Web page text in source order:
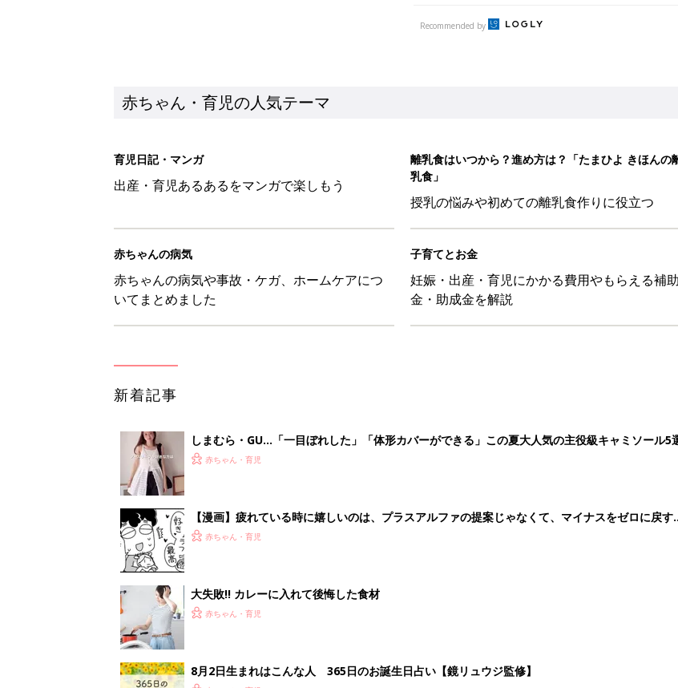
妊娠・出産・育児にかかる費用やもらえる補助
金・助成金を解説
しまむら・GU…「一目ぼれした」「体形カバーができる」この夏大人気の主役級キャミソール5選
赤ちゃん・育児
【漫画】疲れている時に嬉しいのは、プラスアルファの提案じゃなくて、マイナスをゼロに戻す手
赤ちゃん・育児
大失敗!! カレーに入れて後悔した食材
< 4 5 6 7 8 >